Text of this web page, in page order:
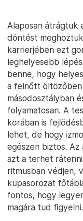
Alaposan átrágtuk
döntést
karrierjében ezt
leghelyesebb
benne, hogy
a felnőtt öltözőben
másodosztályban
folyamatosan. A
korában is
lehet, de hogy
egészen biztos.
azt a terhet
ritmusban védjen,
kupasorozat
fontos, hogy
magára tud figyelni.